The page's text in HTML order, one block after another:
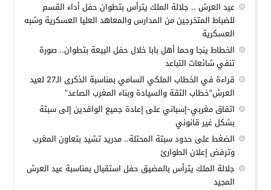
عيد العرش .. جلالة الملك يترأس بتطوان حفل أداء القسم
للضباط المتخرجين من المدارس والمعاهد العليا العسكرية وشبه
العسكرية
الخطاط ينجا وحما أهل بابا خلال حفل البيعة بتطوان.. صورة
تنفي شائعات التباعد
قراءة في الخطاب الملكي السامي بمناسبة الذكرى الـ27 لعيد
العرش”خطاب الثقة والسيادة وبناء المغرب الصاعد”
اتفاق مغربي-إسباني على إعادة جميع الوافدين إلى سبتة
بشكل غير قانوني
الضغط على حدود سبتة المحتلة.. مدريد تشيد بتعاون المغرب
وترفض إعلان الطوارئ
جلالة الملك يترأس بالمضيق حفل استقبال بمناسبة عيد العرش
المجيد